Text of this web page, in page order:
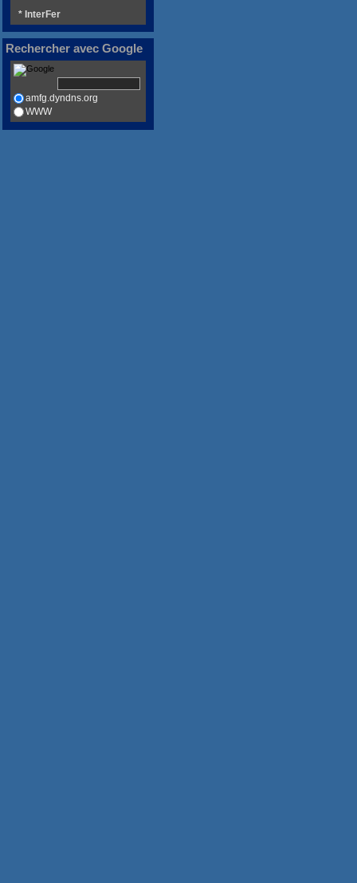
* InterFer
Rechercher avec Google
amfg.dyndns.org
WWW